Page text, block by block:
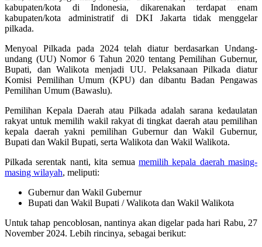
kabupaten/kota di Indonesia, dikarenakan terdapat enam
kabupaten/kota administratif di DKI Jakarta tidak menggelar
pilkada.
Menyoal Pilkada pada 2024 telah diatur berdasarkan Undang-
undang (UU) Nomor 6 Tahun 2020 tentang Pemilihan Gubernur,
Bupati, dan Walikota menjadi UU. Pelaksanaan Pilkada diatur
Komisi Pemilihan Umum (KPU) dan dibantu Badan Pengawas
Pemilihan Umum (Bawaslu).
Pemilihan Kepala Daerah atau Pilkada adalah sarana kedaulatan
rakyat untuk memilih wakil rakyat di tingkat daerah atau pemilihan
kepala daerah yakni pemilihan Gubernur dan Wakil Gubernur,
Bupati dan Wakil Bupati, serta Walikota dan Wakil Walikota.
Pilkada serentak nanti, kita semua memilih kepala daerah masing-
masing wilayah, meliputi:
Gubernur dan Wakil Gubernur
Bupati dan Wakil Bupati / Walikota dan Wakil Walikota
Untuk tahap pencoblosan, nantinya akan digelar pada hari Rabu, 27
November 2024. Lebih rincinya, sebagai berikut: